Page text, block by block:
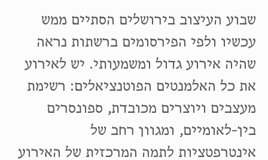
שבוע העיצוב בירושלים הסתיים ממש
עכשיו ולפי הפירסומים ברשתות נראה
שהיה אירוע גדול ומשמעותי. יש לאירוע
את כל האלמנטים הפוטנציאלים: רשימת
מעצבים ויוצרים מכובדת, ספונסרים
בין-לאומיים, ומגוון רחב של
אינטרפטציות לתמה המרכזית של האירוע